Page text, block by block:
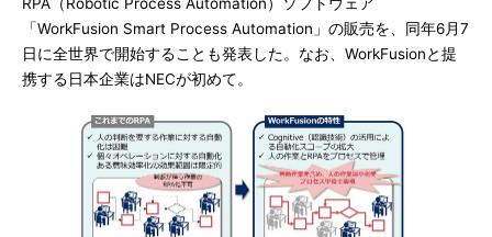
「WorkFusion Smart Process Automation」の販売を、同年6月7
日に全世界で開始することも発表した。なお、WorkFusionと提
携する日本企業はNECが初めて。